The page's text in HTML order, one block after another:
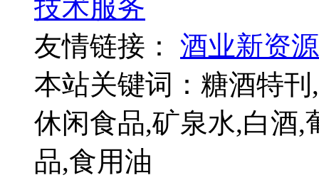
技术服务
友情链接： 酒业新资源
本站关键词：糖酒特
休闲食品,矿泉水,白酒,
品,食用油